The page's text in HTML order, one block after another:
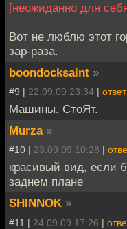
[неожиданно для
Вот не люблю этот
зар-раза.
boondocksaint »
#9 | 22.09.09 23:34 |
Машины. СтоЯт.
Murza »
#10 | 23.09.09 10:28 |
красивый вид, если
заднем плане
SHINNOK »
#11 | 24.09.09 17:26 |